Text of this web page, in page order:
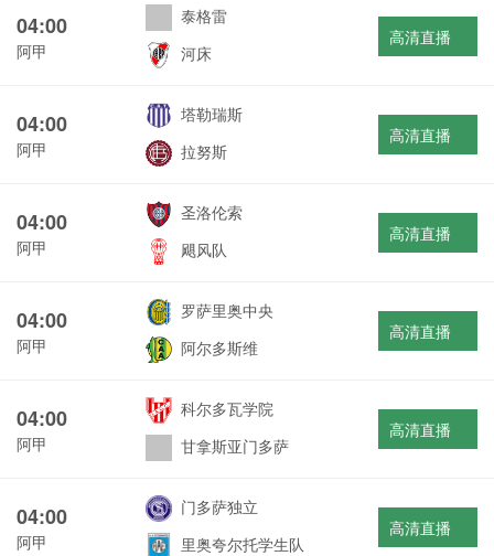
04:00
阿甲
泰格雷
河床
高清直播
04:00
阿甲
塔勒瑞斯
拉努斯
高清直播
04:00
阿甲
圣洛伦索
飓风队
高清直播
04:00
阿甲
罗萨里奥中央
阿尔多斯维
高清直播
04:00
阿甲
科尔多瓦学院
甘拿斯亚门多萨
高清直播
04:00
阿甲
门多萨独立
里奥夸尔托学生队
高清直播